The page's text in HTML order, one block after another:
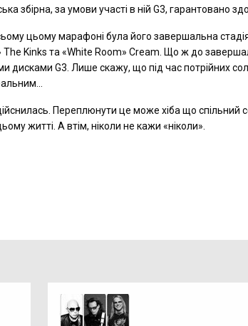
збірна, за умови участі в ній G3, гарантовано
цьому марафоні була його завершальна
The Kinks та «White Room» Cream. Що ж до
дисками G3. Лише скажу, що під час потрійних
Переплюнути це може хіба що спільний
житті. А втім, ніколи не кажи «ніколи».